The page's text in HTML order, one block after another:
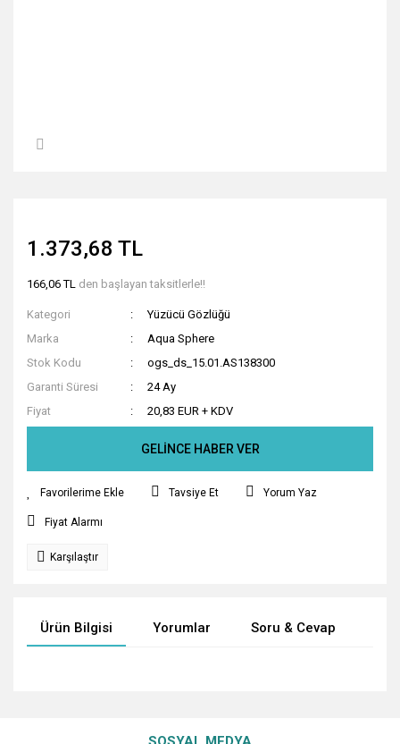
1.373,68 TL
166,06 TL den başlayan taksitlerle!!
Kategori
Yüzücü Gözlüğü
Marka
Aqua Sphere
Stok Kodu
ogs_ds_15.01.AS138300
Garanti Süresi
24 Ay
Fiyat
20,83 EUR + KDV
GELİNCE HABER VER
Tavsiye Et Yorum Yaz
Fiyat Alarmı
Karşılaştır
Ürün Bilgisi Yorumlar Soru & Cevap
kullanarak tarafımıza iletebilirsiniz.